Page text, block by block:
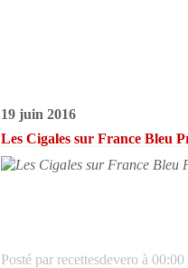
19 juin 2016
Les Cigales sur France Bleu
Posté par recettesdevero à 00:00